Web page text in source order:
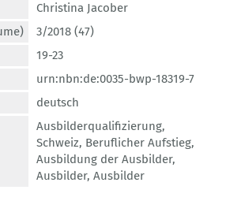
Christina Jacober
3/2018 (47)
19-23
urn:nbn:de:0035-bwp-18319-7
deutsch
Ausbilderqualifizierung,
Schweiz, Beruflicher Aufstieg,
Ausbildung der Ausbilder,
Ausbilder, Ausbilder